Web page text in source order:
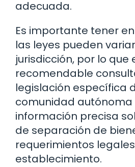
adecuada.
Es importante tener
las leyes pueden
jurisdicción, por lo que
recomendable
legislación específica
comunidad
información precisa
de separación de
requerimientos
establecimiento.